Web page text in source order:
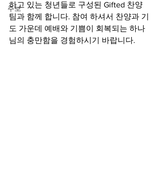
주보
하고 있는 청년들로 구성된 Gifted 찬양
팀과 함께 합니다. 참여 하셔서 찬양과 기
도 가운데 예배와 기쁨이 회복되는 하나
님의 충만함을 경험하시기 바랍니다.